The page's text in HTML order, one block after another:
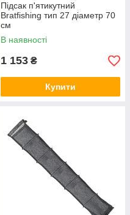
Підсак п'ятикутний
Bratfishing тип 27 діаметр 70
см
В наявності
1 153 ₴
Купити